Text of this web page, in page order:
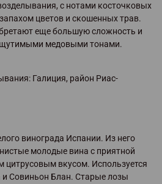
с нотами косточковых
цветов и скошенных трав.
еще большую сложность и
медовыми тонами.
Галиция, район Риас-
винограда Испании. Из него
молодые вина с приятной
вкусом. Используется
и Совиньон Блан. Старые лозы